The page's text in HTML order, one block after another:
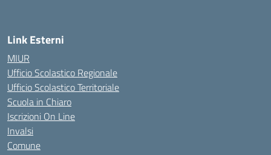
Link Esterni
MIUR
Ufficio Scolastico Regionale
Ufficio Scolastico Territoriale
Scuola in Chiaro
Iscrizioni On Line
Invalsi
Comune